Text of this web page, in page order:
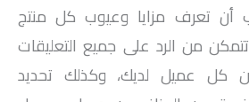
أن تعرف مزايا وعيوب كل منتج
من الرد على جميع التعليقات
كل عميل لديك، وكذلك تحديد